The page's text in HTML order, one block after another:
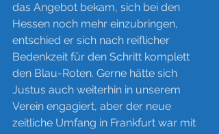
das Angebot bekam, sich bei den
Hessen noch mehr einzubringen,
entschied er sich nach reiflicher
Bedenkzeit für den Schritt komplett
den Blau-Roten. Gerne hätte sich
Justus auch weiterhin in unserem
Verein engagiert, aber der neue
zeitliche Umfang in Frankfurt war mit